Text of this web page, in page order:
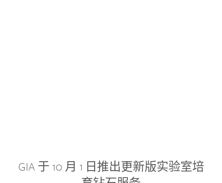
GIA 于 10 月 1 日推出更新版实验室培